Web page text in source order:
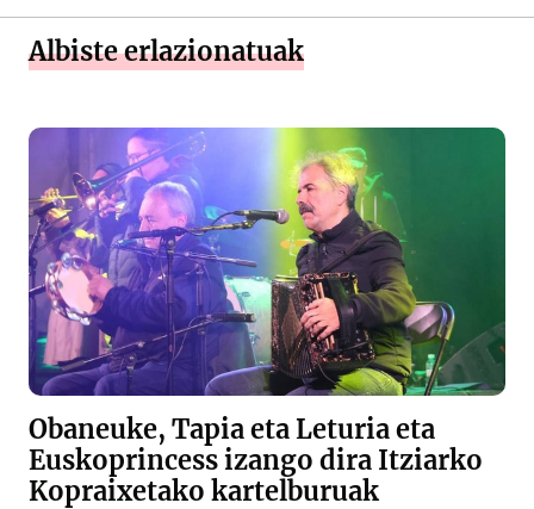
Albiste erlazionatuak
Obaneuke, Tapia eta Leturia eta
Euskoprincess izango dira Itziarko
Kopraixetako kartelburuak